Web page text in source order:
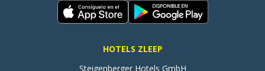
HOTELS ZLEEP
Steigenberger Hotels GmbH